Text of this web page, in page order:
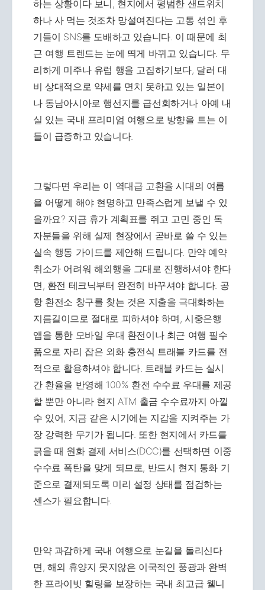
하는 상황이다 보니, 현지에서 평범한 샌드위치
하나 사 먹는 것조차 망설여진다는 고통 섞인 후
기들이 SNS를 도배하고 있습니다. 이 때문에 최
근 여행 트렌드는 눈에 띄게 바뀌고 있습니다. 무
리하게 미주나 유럽 행을 고집하기보다, 달러 대
비 상대적으로 약세를 면치 못하고 있는 일본이
나 동남아시아로 행선지를 급선회하거나 아예 내
실 있는 국내 프리미엄 여행으로 방향을 트는 이
들이 급증하고 있습니다.
그렇다면 우리는 이 역대급 고환율 시대의 여름
을 어떻게 해야 현명하고 만족스럽게 보낼 수 있
을까요? 지금 휴가 계획표를 쥐고 고민 중인 독
자분들을 위해 실제 현장에서 곧바로 쓸 수 있는
실속 행동 가이드를 제안해 드립니다. 만약 예약
취소가 어려워 해외행을 그대로 진행하셔야 한다
면, 환전 테크닉부터 완전히 바꾸셔야 합니다. 공
항 환전소 창구를 찾는 것은 지출을 극대화하는
지름길이므로 절대로 피하셔야 하며, 시중은행
앱을 통한 모바일 우대 환전이나 최근 여행 필수
품으로 자리 잡은 외화 충전식 트래블 카드를 전
적으로 활용하셔야 합니다. 트래블 카드는 실시
간 환율을 반영해 100% 환전 수수료 우대를 제공
할 뿐만 아니라 현지 ATM 출금 수수료까지 아낄
수 있어, 지금 같은 시기에는 지갑을 지켜주는 가
장 강력한 무기가 됩니다. 또한 현지에서 카드를
긁을 때 원화 결제 서비스(DCC)를 선택하면 이중
수수료 폭탄을 맞게 되므로, 반드시 현지 통화 기
준으로 결제되도록 미리 설정 상태를 점검하는
센스가 필요합니다.
만약 과감하게 국내 여행으로 눈길을 돌리신다
면, 해외 휴양지 못지않은 이국적인 풍광과 완벽
한 프라이빗 힐링을 보장하는 국내 최고급 웰니